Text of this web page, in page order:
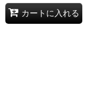
カートに入れる